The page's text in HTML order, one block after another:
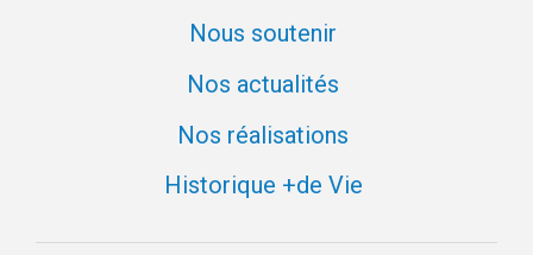
Nous soutenir
Nos actualités
Nos réalisations
Historique +de Vie